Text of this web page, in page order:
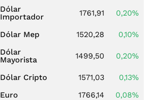
Dólar
Importador
1761,91 0,20%
Dólar Mep 1520,28
0,10%
Dólar
Mayorista
1499,50 0,20%
Dólar Cripto 1571,03
0,13%
Euro
1766,14
0,08%